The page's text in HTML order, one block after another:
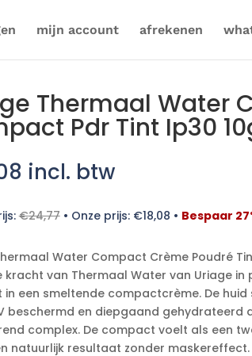
mijn account afrekenen
Thermaal Water
Pdr Tint Ip30
incl. btw
€24,77• Onze prijs: €18,08 • Bespaar
Water Compact Crème Poudré
kracht van Thermaal Water van Uriage in
in een smeltende compactcrème. De
beschermd en diepgaand gehydrateerd
complex. De compact voelt als een
natuurlijk resultaat zonder maskereffect.